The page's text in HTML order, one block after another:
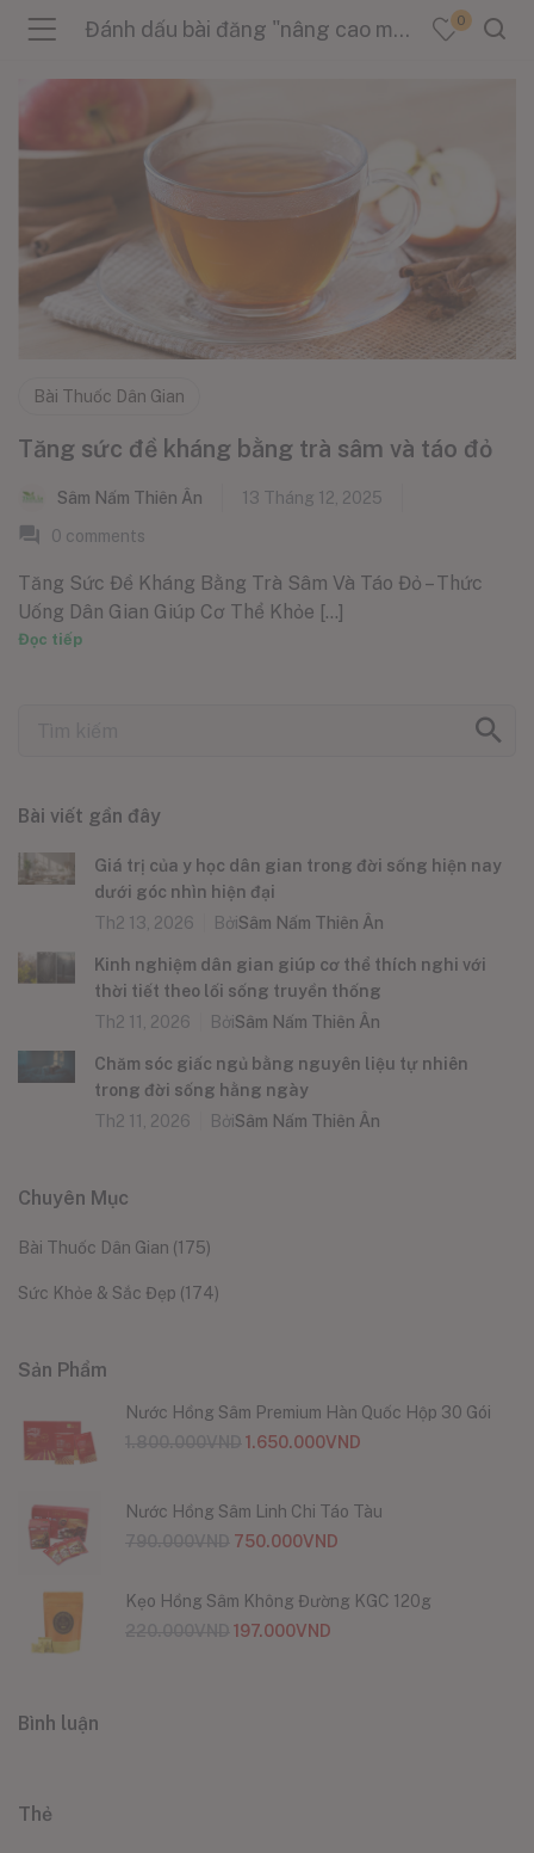
(Danh Mục )
Đánh dấu bài đăng "nâng cao miễn dịch" 0
Bài Thuốc Dân Gian
Tăng sức đề kháng bằng trà sâm và táo đỏ
Sâm Nấm Thiên Ân
13 Tháng 12, 2025
0 comments
Tăng Sức Đề Kháng Bằng Trà Sâm Và Táo Đỏ – Thức
Uống Dân Gian Giúp Cơ Thể Khỏe [...]
Đọc tiếp
Bài viết gần đây
Giá trị của y học dân gian trong đời sống hiện nay
dưới góc nhìn hiện đại
Th2 13, 2026
BởiSâm Nấm Thiên Ân
Kinh nghiệm dân gian giúp cơ thể thích nghi với
thời tiết theo lối sống truyền thống
Th2 11, 2026
BởiSâm Nấm Thiên Ân
Chăm sóc giấc ngủ bằng nguyên liệu tự nhiên
trong đời sống hằng ngày
Th2 11, 2026
BởiSâm Nấm Thiên Ân
Chuyên Mục
Bài Thuốc Dân Gian (175)
Sức Khỏe & Sắc Đẹp (174)
Sản Phẩm
Nước Hồng Sâm Premium Hàn Quốc Hộp 30 Gói
1.650.000VND
Nước Hồng Sâm Linh Chi Táo Tàu
750.000VND
Kẹo Hồng Sâm Không Đường KGC 120g
197.000VND
Bình luận
Thẻ